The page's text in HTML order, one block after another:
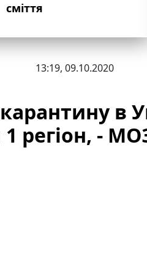
сміття
13:19, 09.10.2020
в
регіон, -